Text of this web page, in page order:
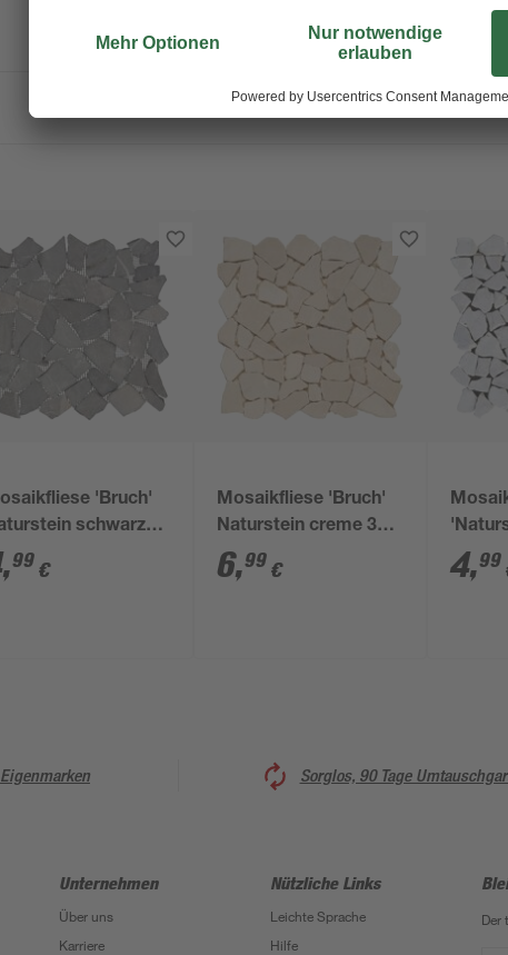
Verschnitt von
entsprechend
'Bruch'
schwarz
x 28 cm
,99 €
Mosaikfliese 'Bruch'
Naturstein creme 30 x
30 cm
6,99 €
28 cm
4,99
Sorglos, 90 Tage
Unternehmen
Über uns
Karriere
Nützliche Links
Leichte Sprache
Hilfe
Der